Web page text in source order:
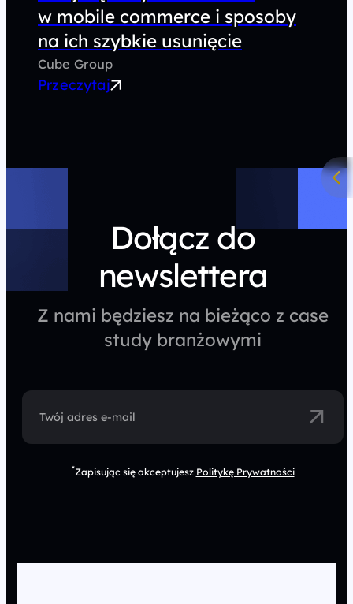
w mobile commerce i sposoby
na ich szybkie usunięcie
Cube Group
Przeczytaj
Dołącz do
newslettera
Z nami będziesz na bieżąco z case
study branżowymi
Twój adres e-mail
*Zapisując się akceptujesz Politykę Prywatności